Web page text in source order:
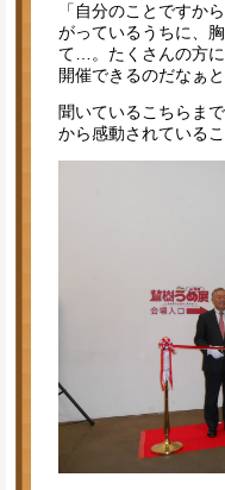
「自分のことですか
がっているうちに、
て…。たくさんの方
開催できるのだなぁ
聞いているこちらま
から感動されている